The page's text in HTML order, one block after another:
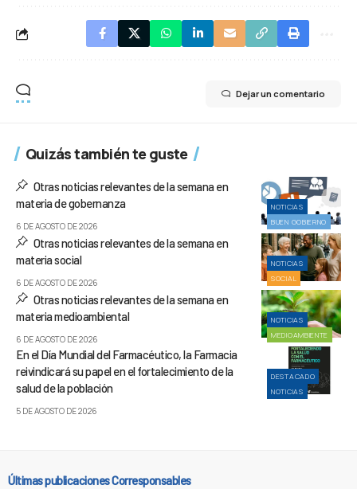
Dejar un comentario
Quizás también te guste
NOTICIAS
BUEN GOBIERNO
Otras noticias relevantes de la semana en
materia de gobernanza
6 DE AGOSTO DE 2026
NOTICIAS
SOCIAL
Otras noticias relevantes de la semana en
materia social
6 DE AGOSTO DE 2026
NOTICIAS
MEDIOAMBIENTE
Otras noticias relevantes de la semana en
materia medioambiental
6 DE AGOSTO DE 2026
DESTACADO
NOTICIAS
En el Día Mundial del Farmacéutico, la Farmacia
reivindicará su papel en el fortalecimiento de la
salud de la población
5 DE AGOSTO DE 2026
Últimas publicaciones Corresponsables